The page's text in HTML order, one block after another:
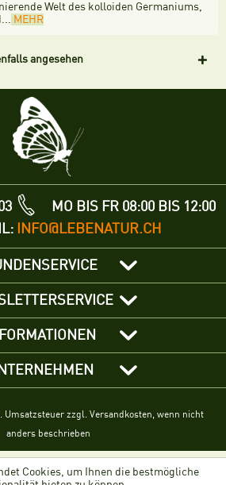
Welt des kolloiden Germaniums,
MEHR
angesehen
MO BIS FR 08:00 BIS 12:00
INFO@LEBENATUR.CH
Umsatzsteuer zzgl. Versandkosten, wenn nicht
anders beschrieben
Cookies, um Ihnen die bestmögliche